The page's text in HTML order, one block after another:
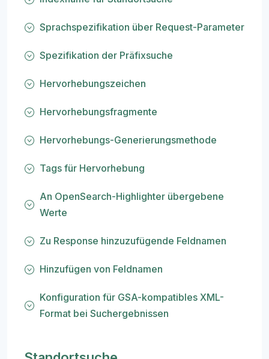
Sprachspezifikation über Request-Parameter
Spezifikation der Präfixsuche
Hervorhebungszeichen
Hervorhebungsfragmente
Hervorhebungs-Generierungsmethode
Tags für Hervorhebung
An OpenSearch-Highlighter übergebene
Werte
Zu Response hinzuzufügende Feldnamen
Hinzufügen von Feldnamen
Konfiguration für GSA-kompatibles XML-
Format bei Suchergebnissen